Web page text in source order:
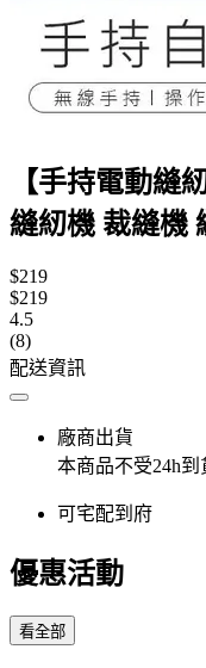
【手持電動縫
縫紉機 裁縫機
$219
$219
4.5
(8)
配送資訊
廠商出貨
本商品不受24h到
可宅配到府
優惠活動
看全部